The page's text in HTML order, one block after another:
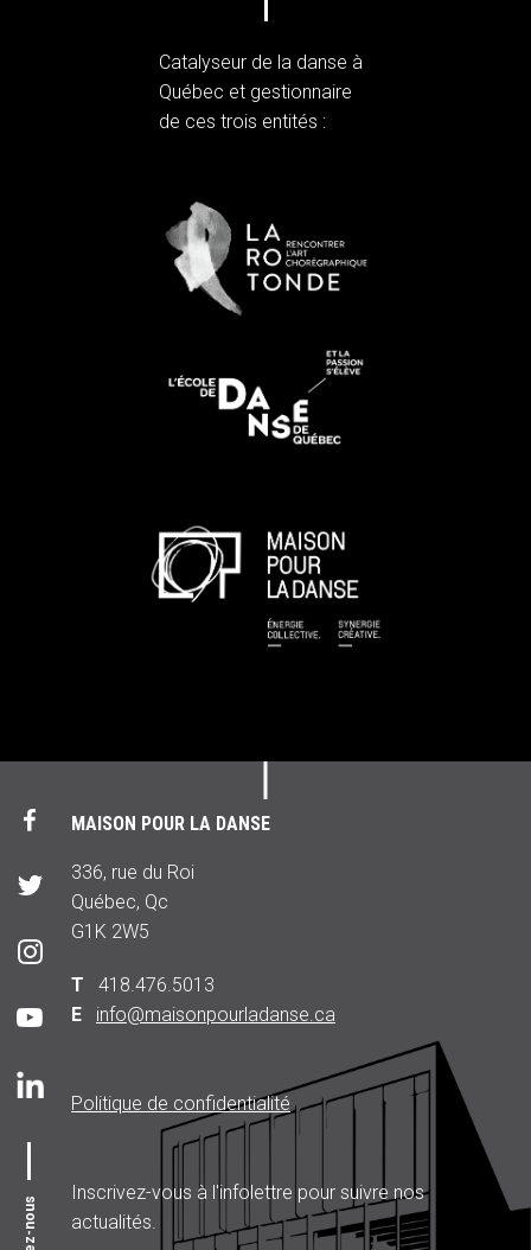
Catalyseur de la danse à
Québec et gestionnaire
de ces trois entités :
MAISON POUR LA DANSE
336, rue du Roi
Québec, Qc
G1K 2W5
T 418.476.5013
E
info@maisonpourladanse.ca
Politique de confidentialité
Inscrivez-vous à l'infolettre pour suivre nos
actualités.